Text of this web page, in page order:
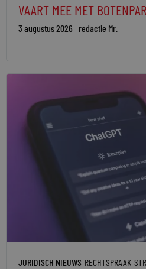
VAART MEE MET
3 augustus 2026 redactie Mr.
JURIDISCH NIEUWS RECHTSPRAAK